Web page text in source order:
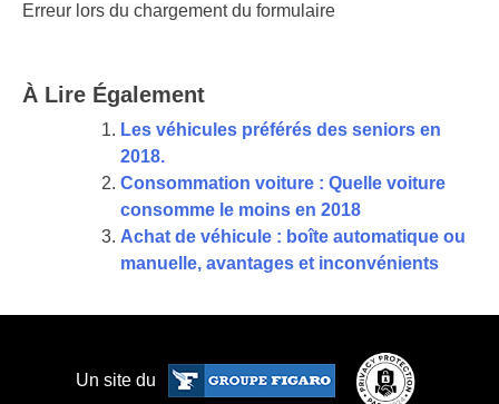
Erreur lors du chargement du formulaire
À Lire Également
Les véhicules préférés des seniors en
2018.
Consommation voiture : Quelle voiture
consomme le moins en 2018
Achat de véhicule : boîte automatique ou
manuelle, avantages et inconvénients
Un site du